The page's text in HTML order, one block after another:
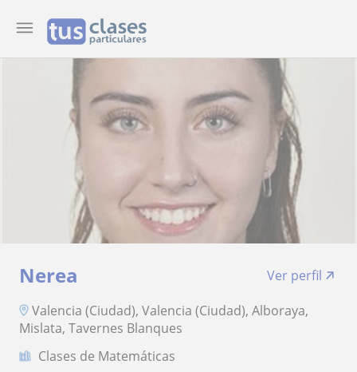
Nerea
Ver perfil
Valencia (Ciudad), Valencia (Ciudad), Alboraya,
Mislata, Tavernes Blanques
Clases de Matemáticas